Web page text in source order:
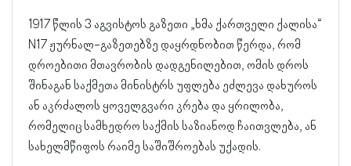
1917 წლის 3 აგვისტოს გაზეთი „ხმა ქართველი ქალისა“
N17 ჟურნალ-გაზეთებზე დაყრდნობით წერდა, რომ
დროებითი მთავრობის დადგენილებით, ომის დროს
შინაგან საქმეთა მინისტრს უფლება ეძლევა დახუროს
ან აკრძალოს ყოველგვარი კრება და ყრილობა,
რომელიც სამხედრო საქმის საზიანოდ ჩაითვლება, ან
სახელმწიფოს რაიმე საშიშროებას უქადის.